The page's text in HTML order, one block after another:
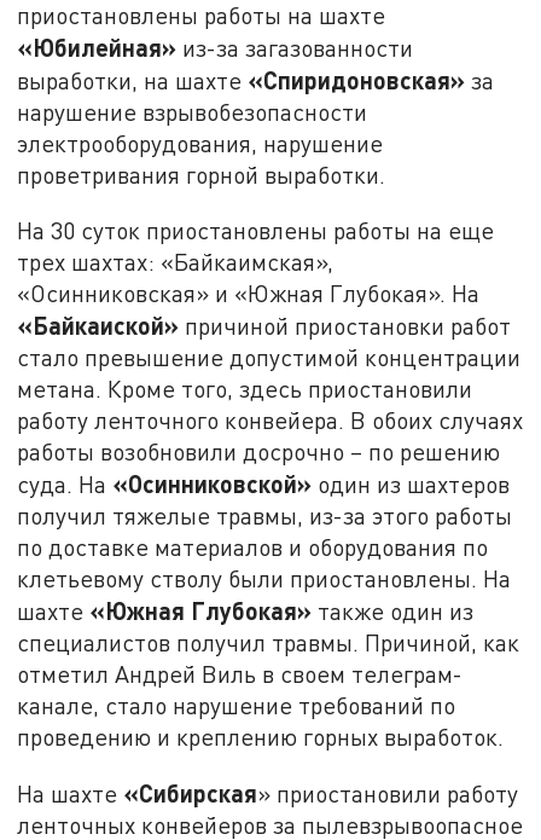
приостановлены работы на шахте
«Юбилейная» из-за загазованности
выработки, на шахте «Спиридоновская» за
нарушение взрывобезопасности
электрооборудования, нарушение
проветривания горной выработки.
На 30 суток приостановлены работы на еще
трех шахтах: «Байкаимская»,
«Осинниковская» и «Южная Глубокая». На
«Байкаиской» причиной приостановки работ
стало превышение допустимой концентрации
метана. Кроме того, здесь приостановили
работу ленточного конвейера. В обоих случаях
работы возобновили досрочно – по решению
суда. На «Осинниковской» один из шахтеров
получил тяжелые травмы, из-за этого работы
по доставке материалов и оборудования по
клетьевому стволу были приостановлены. На
шахте «Южная Глубокая» также один из
специалистов получил травмы. Причиной, как
отметил Андрей Виль в своем телеграм-
канале, стало нарушение требований по
проведению и креплению горных выработок.
На шахте «Сибирская» приостановили работу
ленточных конвейеров за пылевзрывоопасное